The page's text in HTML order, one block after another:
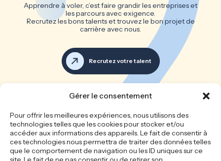
Gérer le consentement
Pour offrir les meilleures expériences, nous utilisons des
technologies telles que les cookies pour stocker et/ou
accéder aux informations des appareils. Le fait de consentir à
ces technologies nous permettra de traiter des données telles
que le comportement de navigation ou les ID uniques sur ce
Apprendre à voler, c’est faire grandir les entreprises et
les parcours avec exigence.
Recrutez les bons talents et trouvez le bon projet de
carrière avec nous.
Recrutez votre talent
Les bonnes équipes font les
grandes entreprises